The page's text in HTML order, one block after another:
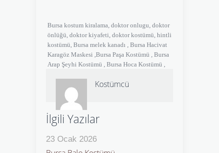
Bursa kostum kiralama, doktor onlugu, doktor
önlüğü, doktor kiyafeti, doktor kostümü, hintli
kostümü, Bursa melek kanadı , Bursa Hacivat
Karagöz Maskesi ,Bursa Paşa Kostümü , Bursa
Arap Şeyhi Kostümü , Bursa Hoca Kostümü ,
Kostümcü
İlgili Yazılar
23 Ocak 2026